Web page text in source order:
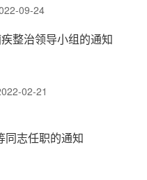
09-24
整治领导小组的通知
02-21
同志任职的通知